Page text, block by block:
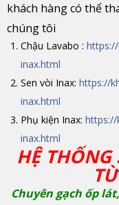
khách hàng có thể
chúng tôi
Chậu Lavabo :
inax.html
Sen vòi Inax: https://
inax.html
Phụ kiện Inax: https://
inax.html
HỆ THỐNG
Chuyên gạch ốp